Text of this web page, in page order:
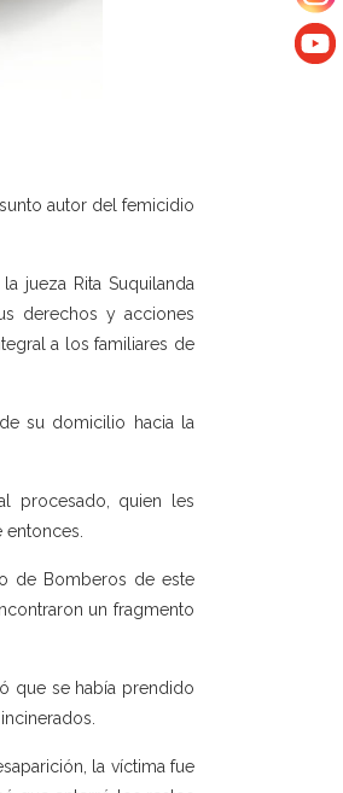
autor del femicidio
jueza Rita Suquilanda
derechos y acciones
a los familiares de
su domicilio hacia la
procesado, quien les
de Bomberos de este
un fragmento
que se había prendido
la víctima fue